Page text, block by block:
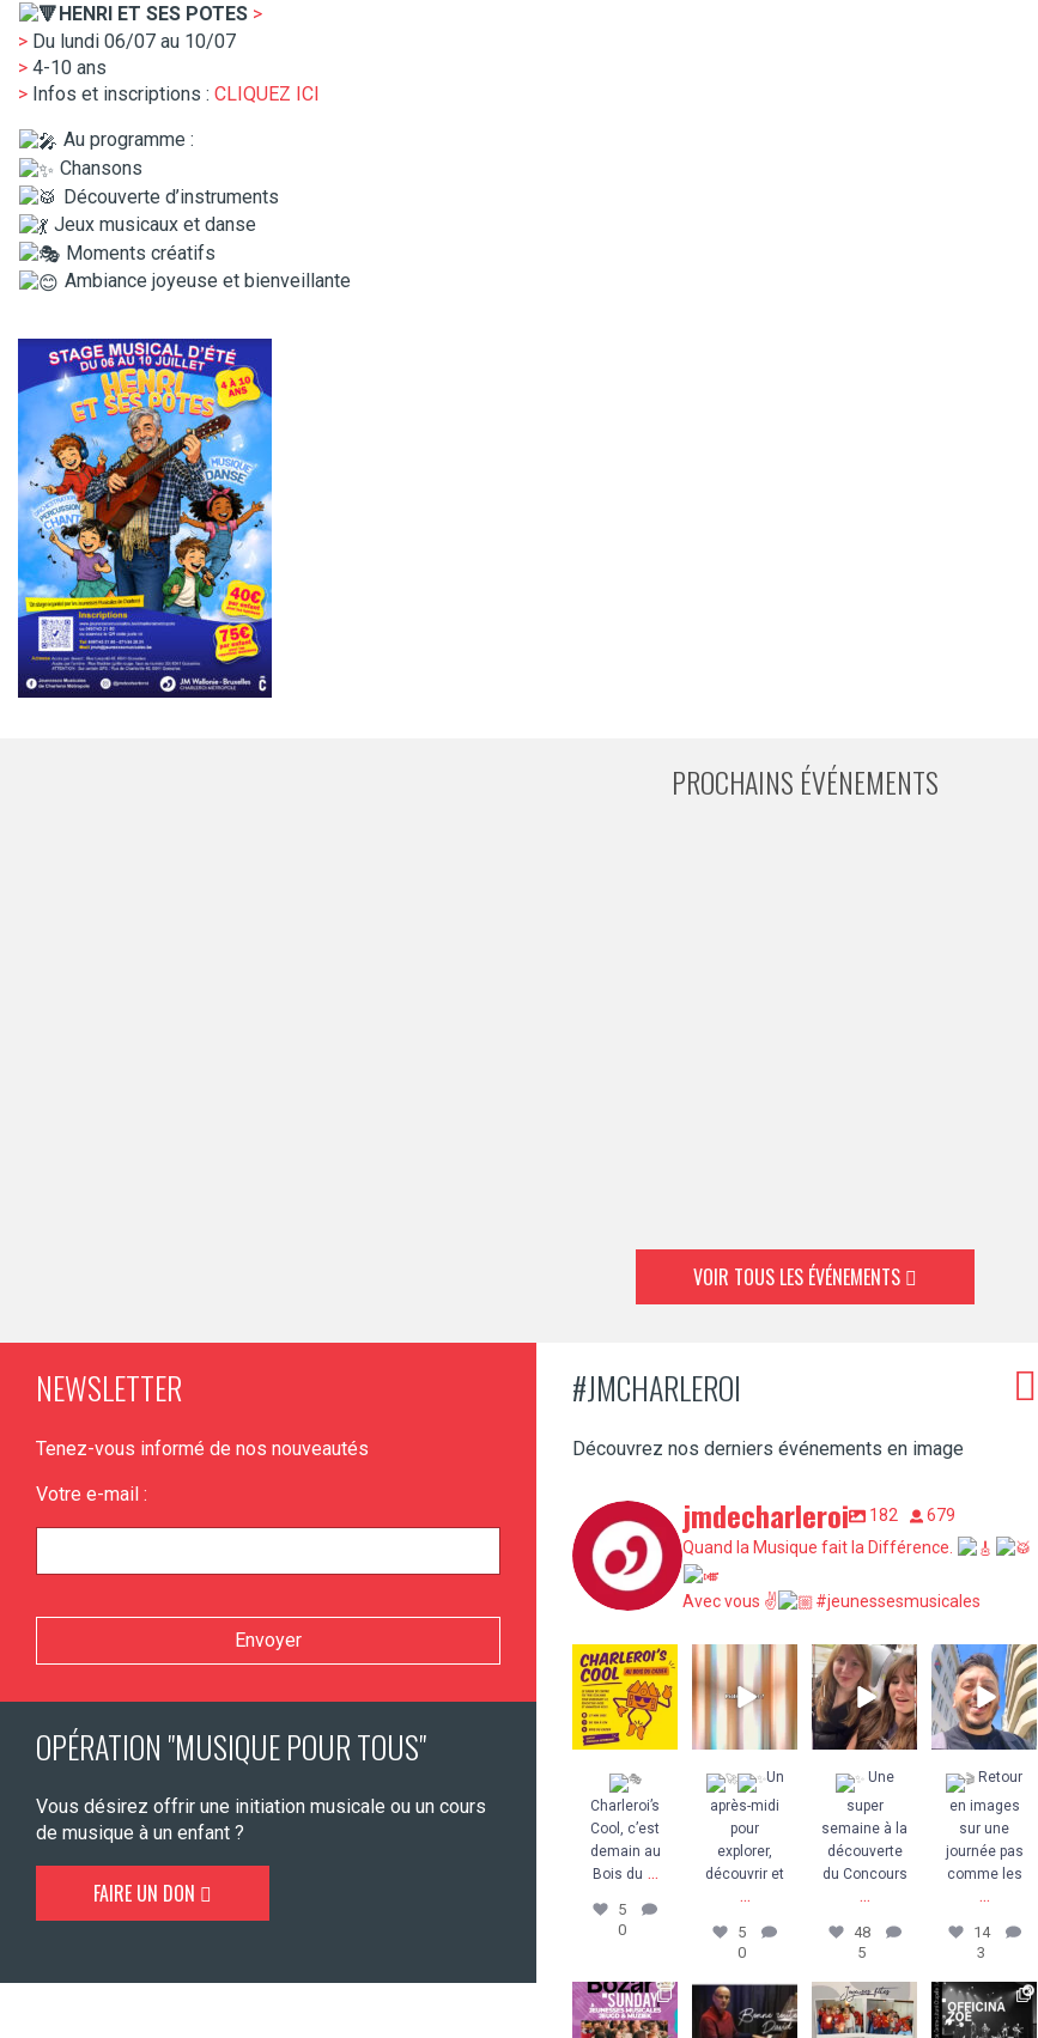
​HENRI ET SES POTES >
> Du lundi 06/07 au 10/07
> 4-10 ans
> Infos et inscriptions : CLIQUEZ ICI
Au programme :
Chansons
Découverte d’instruments
Jeux musicaux et danse
Moments créatifs
Ambiance joyeuse et bienveillante
PROCHAINS ÉVÉNEMENTS
VOIR TOUS LES ÉVÉNEMENTS
NEWSLETTER
Tenez-vous informé de nos nouveautés
Votre e-mail :
OPÉRATION "MUSIQUE POUR TOUS"
Vous désirez offrir une initiation musicale ou un cours
de musique à un enfant ?
FAIRE UN DON
#JMCHARLEROI
Découvrez nos derniers événements en image
jmdecharleroi 182
679
Quand la Musique fait la Différence.
Avec vous ✌ #jeunessesmusicales
Charleroi’s
Cool, c’est
demain au Bois
du...
5 0
Charleroi’s
Cool, c’est
demain au
Bois du ...
5
0
Un
après-midi pour
explorer,
découvrir et
5 0
Un
après-midi
pour
explorer,
découvrir et
...
5
0
Une super
semaine à la
découverte du
Concours...
48 5
Une
super
semaine à la
découverte
du Concours
...
48
5
Retour en
images sur une
journée pas
comme les...
14 3
Retour
en images
sur une
journée pas
comme les
...
14
3
#MUSICCONNE
CTS : un
Aujourd`hui,
nous disons
𝗧𝗼𝘂𝘁𝗲
𝗹`𝗲́𝗾𝘂𝗶𝗽𝗲 𝗱𝗲𝘀
Retour en
photos sur